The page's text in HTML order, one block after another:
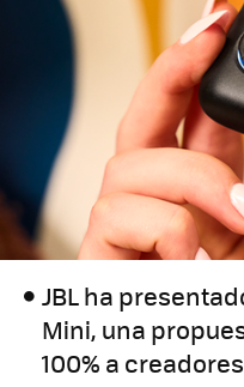
JBL ha
Mini, una
100% a